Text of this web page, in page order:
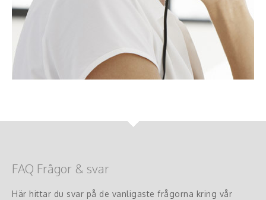
FAQ Frågor & svar
Här hittar du svar på de vanligaste frågorna kring vår